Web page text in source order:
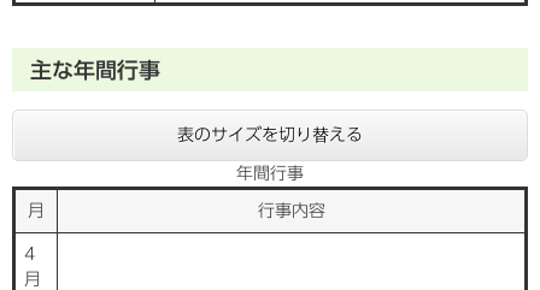
主な年間行事
表のサイズを切り替える
年間行事
月 行事内容
4
月